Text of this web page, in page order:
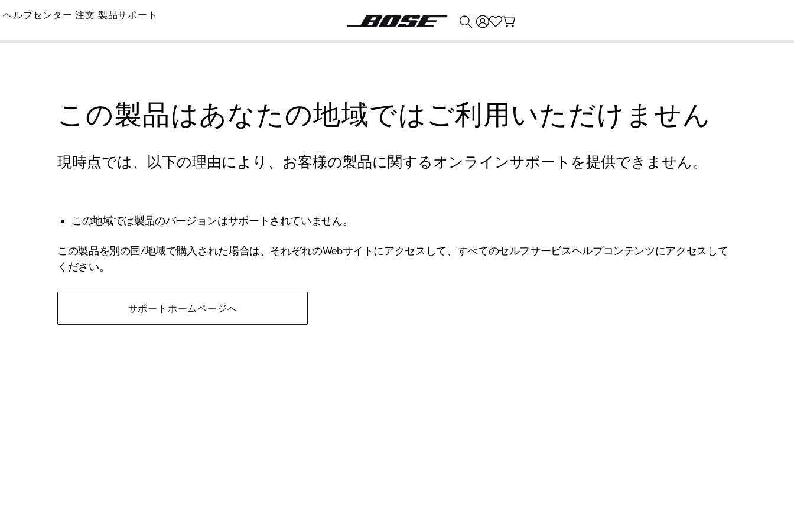
Skip
Main
ヘルプセンター 注文 製品サポート
この製品はあなたの地域ではご利用いただけません
現時点では、以下の理由により、お客様の製品に関するオンラインサポートを提供できません。
この地域では製品のバージョンはサポートされていません。
この製品を別の国/地域で購入された場合は、それぞれのWebサイトにアクセスして、すべてのセルフサービスヘルプコンテンツにアクセスして
ください。
サポートホームページへ